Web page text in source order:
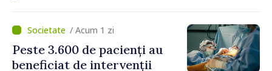
canalizare
/ Acum 1 zi
Peste 3.600 de pacienți au
beneficiat de intervenții